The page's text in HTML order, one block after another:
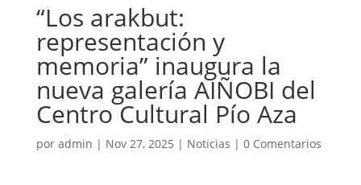
“Los arakbut:
representación y
memoria” inaugura la
nueva galería AIÑOBI del
Centro Cultural Pío Aza
por admin | Nov 27, 2025 | Noticias | 0 Comentarios